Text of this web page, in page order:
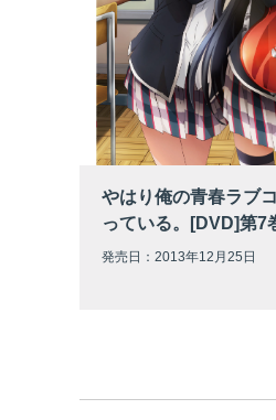
やはり俺の青春ラブ
っている。[DVD]第7
発売日：2013年12月25日